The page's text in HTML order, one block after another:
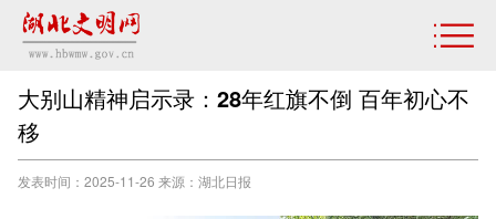
大别山精神启示录：28年红旗不倒 百年初心不
移
发表时间：2025-11-26 来源：湖北日报